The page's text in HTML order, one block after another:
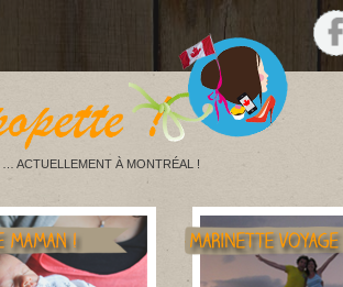
… ACTUELLEMENT À MONTRÉAL !